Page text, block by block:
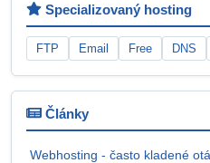
Specializovaný hosting
FTP Email Free DNS
Články
Webhosting - často kladené